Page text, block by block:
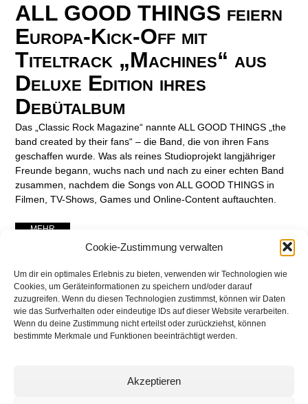
Cookie-Zustimmung verwalten
Um dir ein optimales Erlebnis zu bieten, verwenden wir Technologien wie
Cookies, um Geräteinformationen zu speichern und/oder darauf
zuzugreifen. Wenn du diesen Technologien zustimmst, können wir Daten
wie das Surfverhalten oder eindeutige IDs auf dieser Website verarbeiten.
Wenn du deine Zustimmung nicht erteilst oder zurückziehst, können
bestimmte Merkmale und Funktionen beeinträchtigt werden.
Akzeptieren
ALL GOOD THINGS feiern
Europa-Kick-Off mit
Titeltrack „Machines“ aus
Deluxe Edition ihres
Debütalbum
Das „Classic Rock Magazine“ nannte ALL GOOD THINGS „the
band created by their fans“ – die Band, die von ihren Fans
geschaffen wurde. Was als reines Studioprojekt langjähriger
Freunde begann, wuchs nach und nach zu einer echten Band
zusammen, nachdem die Songs von ALL GOOD THINGS in
Filmen, TV-Shows, Games und Online-Content auftauchten.
... MEHR ...
networking Media | Artist